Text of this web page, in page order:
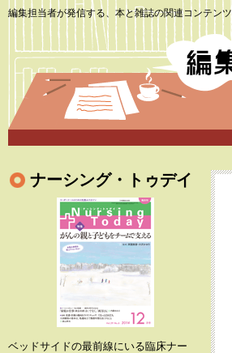
編集担当者が発信する、本と雑誌の関連コンテンツ
ナーシング・トゥデイ
ベッドサイドの最前線にいる臨床ナー